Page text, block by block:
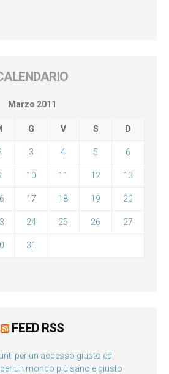
Marzo 2011
G V S D
3 4 5 6
10 11 12 13
17 18 19 20
24 25 26 27
31
FEED RSS
per un accesso giusto ed
un mondo più sano e giusto